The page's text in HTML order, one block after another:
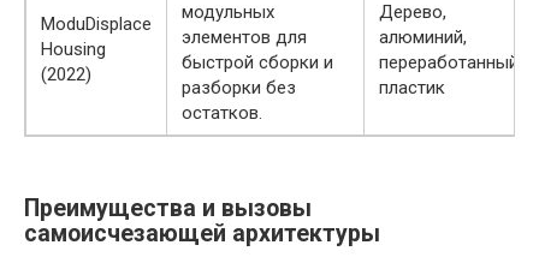
ModuDisplace
Housing
(2022)
модульных
элементов для
быстрой сборки и
разборки без
остатков.
Дерево,
алюминий,
переработанный
пластик
Преимущества и вызовы
самоисчезающей архитектуры